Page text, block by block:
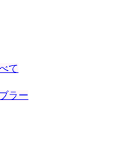
て
ラー